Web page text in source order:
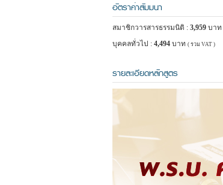
อัตราค่าสัมมนา
สมาชิกวารสารธรรมนิติ : 3,959 บาท
บุคคลทั่วไป : 4,494 บาท ( รวม VAT )
รายละเอียดหลักสูตร